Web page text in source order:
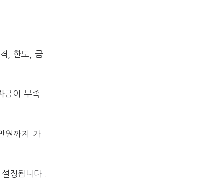
, 한도, 금
금이 부족
원까지 가
정됩니다​ .